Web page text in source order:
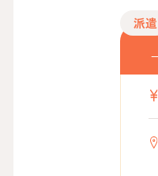
派遣